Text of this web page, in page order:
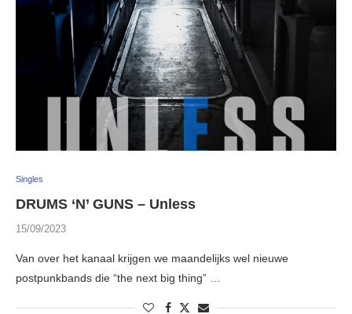
Singles
DRUMS ‘N’ GUNS – Unless
15/09/2023
Van over het kanaal krijgen we maandelijks wel nieuwe
postpunkbands die “the next big thing” …